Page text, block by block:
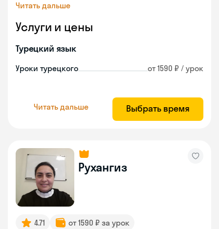
Читать дальше
Услуги и цены
Турецкий язык
Уроки турецкого от 1590 ₽ / урок
Читать дальше Выбрать время
Рухангиз
4.71
от 1590 ₽ за урок